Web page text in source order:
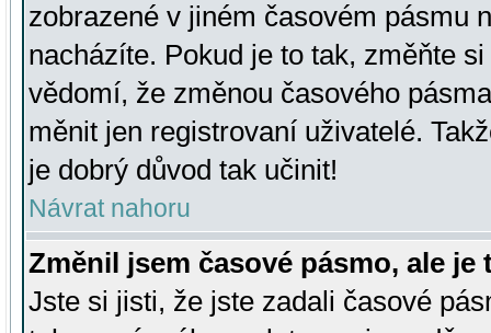
zobrazené v jiném časovém pásmu
nacházíte. Pokud je to tak, změňte
vědomí, že změnou časového
měnit jen registrovaní uživatelé.
je dobrý důvod tak učinit!
Návrat nahoru
Změnil jsem časové pásmo, ale je
Jste si jisti, že jste zadali časové